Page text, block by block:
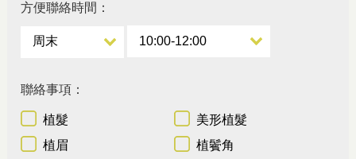
方便聯絡時間：
聯絡事項：
植髮
美形植髮
植眉
植鬢角